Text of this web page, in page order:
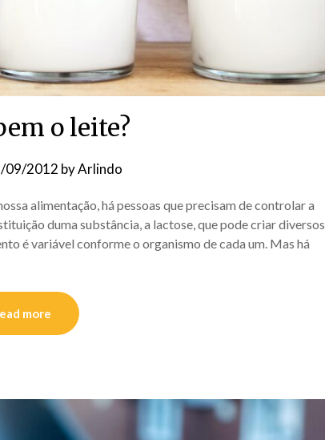
o leite?
09/2012 byArlindo
alimentação, há pessoas que precisam de controlar a
duma substância, a lactose, que pode criar diversos
é variável conforme o organismo de cada um. Mas há
more